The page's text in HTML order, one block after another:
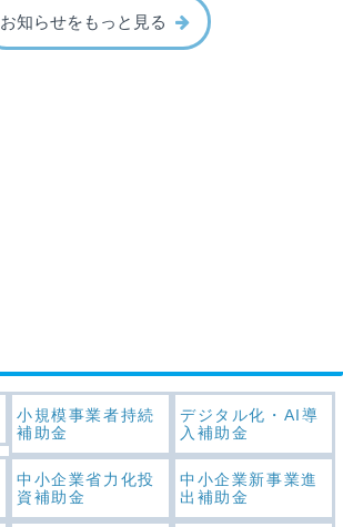
お知らせをもっと見る
小規模事業者持続
補助金
デジタル化・AI導
入補助金
中小企業省力化投
資補助金
中小企業新事業進
出補助金